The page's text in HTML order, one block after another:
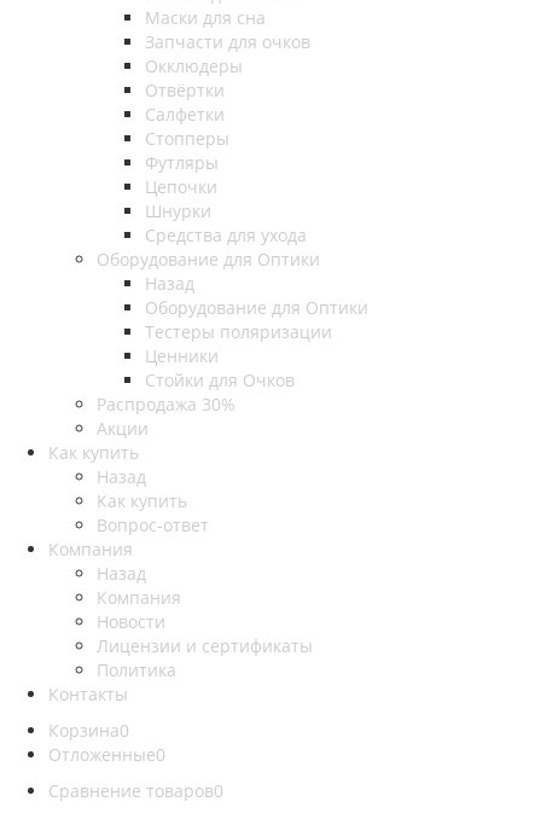
Маски для сна
Запчасти для очков
Окклюдеры
Отвёртки
Салфетки
Стопперы
Футляры
Цепочки
Шнурки
Средства для ухода
Оборудование для Оптики
Назад
Оборудование для Оптики
Тестеры поляризации
Ценники
Стойки для Очков
Распродажа 30%
Акции
Как купить
Назад
Как купить
Вопрос-ответ
Компания
Назад
Компания
Новости
Лицензии и сертификаты
Политика
Контакты
Корзина0
Отложенные0
Сравнение товаров0